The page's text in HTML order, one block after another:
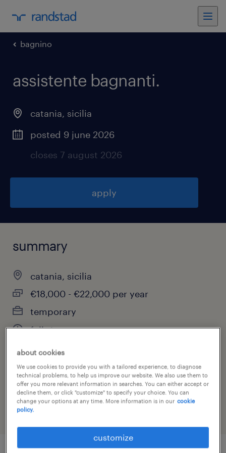
bagnino
assistente bagnanti.
catania, sicilia
posted 9 june 2026
closes 7 august 2026
apply
summary
catania, sicilia
€18,000 - €22,000 per year
temporary
full-time
job category
law enforcement & security
about cookies
We use cookies to provide you with a tailored experience, to diagnose
technical problems, to help us improve our website. We also use them to
offer you more relevant information in searches. You can either accept or
decline them, or click "customize" to specify your choice. You can
change your options at any time. More information is in our cookie
policy.
customize